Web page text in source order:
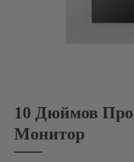
10 Дюймов
Монитор